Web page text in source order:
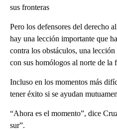
sus fronteras
Pero los defensores del derecho
hay una lección importante que
contra los obstáculos, una
con sus homólogos al norte de la
Incluso en los momentos más
tener éxito si se ayudan
“Ahora es el momento”, dice
sur”.